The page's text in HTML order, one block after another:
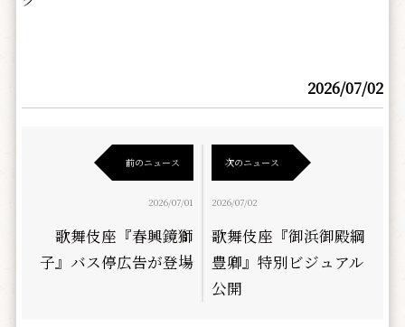
2026/07/02
前のニュース
2026/07/01
歌舞伎座『春興鏡獅
子』バス停広告が登場
次のニュース
2026/07/02
歌舞伎座『御浜御殿綱
豊卿』特別ビジュアル
公開